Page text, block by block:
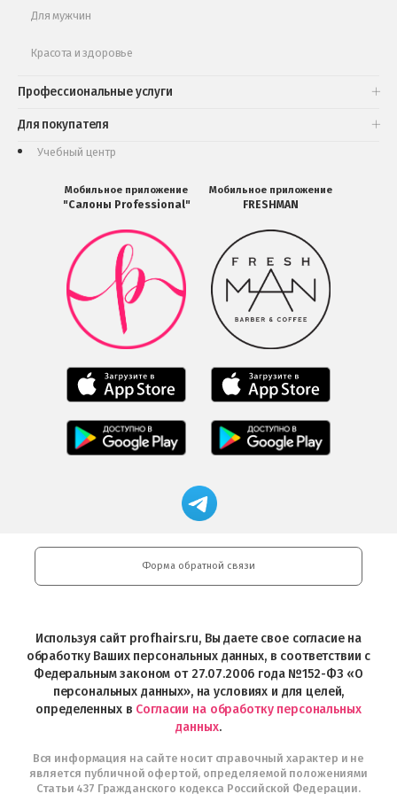
Для мужчин
Красота и здоровье
Профессиональные услуги
Для покупателя
Учебный центр
Мобильное приложение
"Салоны Professional"
Мобильное
приложение
Салоны
Professional
загрузить
в
Google
Мобильное
приложение
Professional
загрузить
Мобильное
приложение
Professional
загрузить
Play
Мобильное приложение
FRESHMAN
Мобильное
приложение
FRESHMAN
в
Google
Play
Мобильное
приложение
загрузить
в
Мобильное
приложение
Магазин
профессиональной
Professional
и
Интернет-
Telegram
Форма обратной связи
Используя сайт profhairs.ru, Вы даете свое согласие на
обработку Ваших персональных данных, в соответствии с
Федеральным законом от 27.07.2006 года №152-ФЗ «О
персональных данных», на условиях и для целей,
определенных в Согласии на обработку персональных
данных.
Вся информация на сайте носит справочный характер и не
является публичной офертой, определяемой положениями
Статьи 437 Гражданского кодекса Российской Федерации.